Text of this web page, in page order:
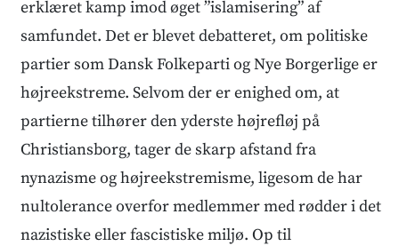
erklæret kamp imod øget ”islamisering” af
samfundet. Det er blevet debatteret, om politiske
partier som Dansk Folkeparti og Nye Borgerlige er
højreekstreme. Selvom der er enighed om, at
partierne tilhører den yderste højrefløj på
Christiansborg, tager de skarp afstand fra
nynazisme og højreekstremisme, ligesom de har
nultolerance overfor medlemmer med rødder i det
nazistiske eller fascistiske miljø. Op til